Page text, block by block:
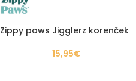
Zippy paws Jigglerz korenček
15,95€